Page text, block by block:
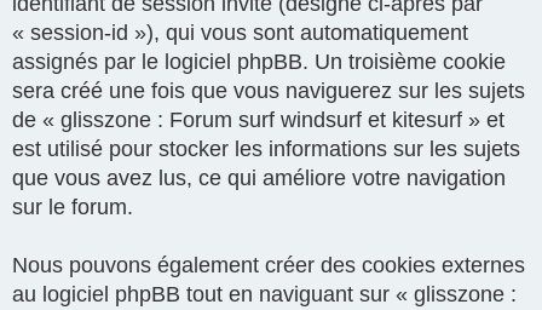
« session-id »), qui vous sont automatiquement
assignés par le logiciel phpBB. Un troisième cookie
sera créé une fois que vous naviguerez sur les sujets
de « glisszone : Forum surf windsurf et kitesurf » et
est utilisé pour stocker les informations sur les sujets
que vous avez lus, ce qui améliore votre navigation
sur le forum.
Nous pouvons également créer des cookies externes
au logiciel phpBB tout en naviguant sur « glisszone :